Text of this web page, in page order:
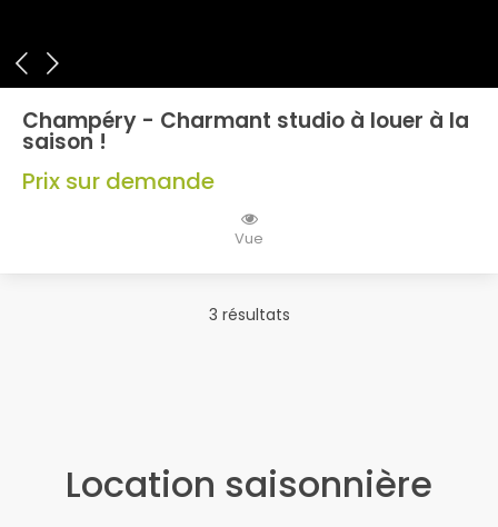
Champéry - Charmant studio à louer à la
saison !
Prix sur demande
Vue
3 résultats
Location saisonnière